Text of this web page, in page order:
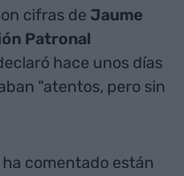
cifras de Jaume
Patronal
hace unos días
"atentos, pero sin
comentado están